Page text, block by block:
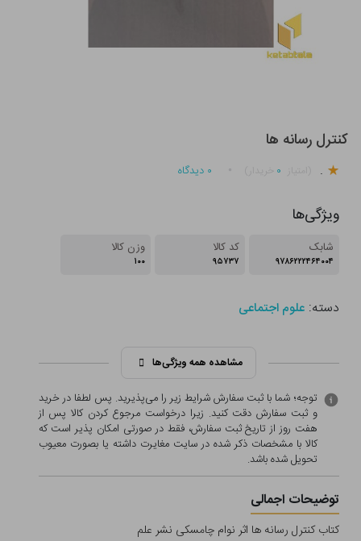
کنترل رسانه ها
. ۰ ۰ دیدگاه
ویژگی‌ها
شابک
۹۷۸۶۲۲۲۴۶۴۰۰۴
کد کالا
۹۵۷۳۷
وزن کالا
۱۰۰
دسته:علوم اجتماعی
مشاهده همه ویژگی‌ها
توجه؛ شما با ثبت سفارش شرایط زیر را می‌پذیرید. پس لطفا در خرید
و ثبت سفارش دقت کنید. زیرا درخواست مرجوع کردن کالا پس از
هفت روز از تاریخ ثبت سفارش، فقط در صورتی امکان پذیر است که
کالا با مشخصات ذکر شده در سایت مغایرت داشته یا بصورت معيوب
تحویل شده باشد.
توضیحات اجمالی
کتاب کنترل رسانه ها اثر نوام چامسکی نشر علم